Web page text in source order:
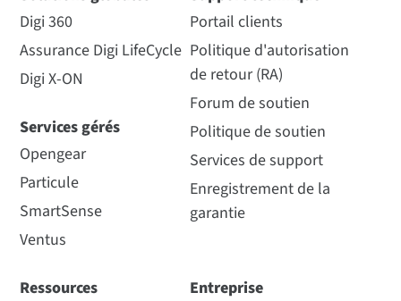
Digi 360
Assurance Digi LifeCycle
Digi X-ON
Services gérés
Opengear
Particule
SmartSense
Ventus
Portail clients
Politique d'autorisation
de retour (RA)
Forum de soutien
Politique de soutien
Services de support
Enregistrement de la
garantie
Ressources
Entreprise